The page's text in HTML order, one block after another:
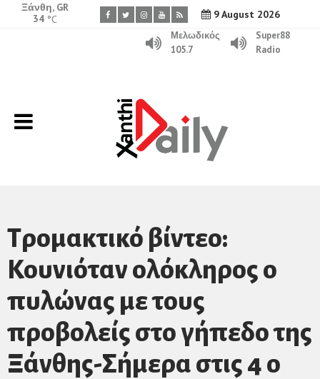
9 August 2026
Ξάνθη, GR
34 °C
Μελωδικός
105.7
Super88
Radio
Τρομακτικό βίντεο:
Κουνιόταν ολόκληρος ο
πυλώνας με τους
προβολείς στο γήπεδο της
Ξάνθης-Σήμερα στις 4 ο